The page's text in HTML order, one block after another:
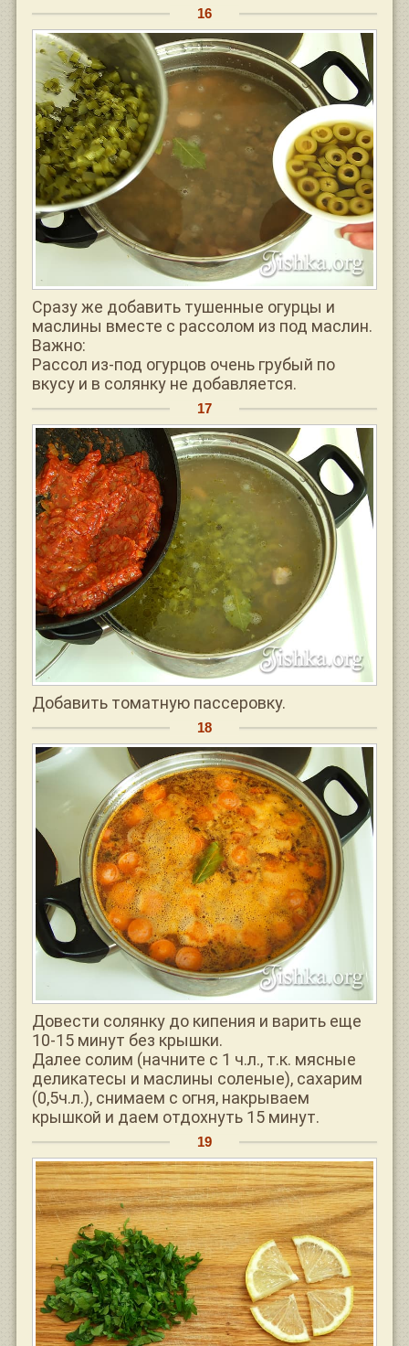
Сразу же добавить тушенные огурцы и
маслины вместе с рассолом из под маслин.
Важно:
Рассол из-под огурцов очень грубый по
вкусу и в солянку не добавляется.
Добавить томатную пассеровку.
Довести солянку до кипения и варить еще
10-15 минут без крышки.
Далее солим (начните с 1 ч.л., т.к. мясные
деликатесы и маслины соленые), сахарим
(0,5ч.л.), снимаем с огня, накрываем
крышкой и даем отдохнуть 15 минут.